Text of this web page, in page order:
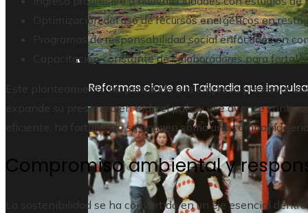
Reformas clave en Tailandia que
Optimización del uso de recursos energéticos en
Programas de responsabilidad social enfocados en
Capacitación constante de colaboradores para
Este planteamiento ha permitido a la empresa preservar
expande su presencia en todo el país, y ese avance
eficiente, ha fortalecido su imagen como una compañía
Compromiso ambiental y
La sostenibilidad se ha convertido en un eje esencial